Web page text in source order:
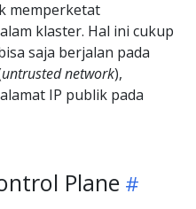
memperketat
klaster. Hal ini cukup
saja berjalan pada
untrusted network),
IP publik pada
Plane